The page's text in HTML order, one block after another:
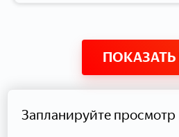
Запланируйте просмотр